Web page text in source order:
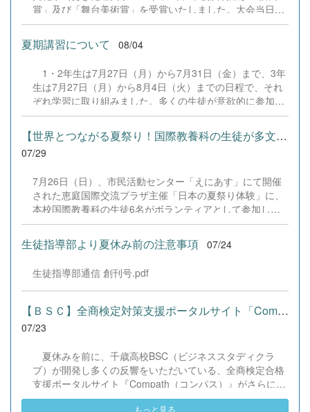
賞」及び「舞台美術賞」を受賞いたしました。大会当日
は、本校の部員たちもこれまで積み重ねてきた練習の成果
を存分に発揮し、堂々と舞台に立ちました。緊張感のある
全国の舞台において、一人一人が役割を果たし、心を込め
の全国大会出場にあたり、多大なるご支援・ご協力をいた
だきました企業の皆様、ならびに心温まるご寄付や温かい
ご声援を寄せてくださった地域の皆様方に、心より感謝申
し上げます。皆様からの温かいご支援が部員たちの大きな
励みとなり、全国の舞台で最高のパフォーマンスと演技を
届けることができました。今回の経験を糧に、さらに表現
本校演劇部への変わらぬご声援をよろしくお願いいたしま
す。 &nbsp;
夏期講習について 08/04
1・2年生は7月27日（月）から7月31日（金）まで、3年
生は7月27日（月）から8月4日（火）までの日程で、それ
ぞれ学習に取り組みました。多くの生徒が意欲的に参加
し、これまでの学習内容の復習や発展的な内容、受験に向
けた学習などに真剣に取り組む姿が見られました。夏期講
習で身に付けた学習習慣や知識を、今後の学校生活や学習
に生かし、一人一人がさらなる成長につなげてくれること
【世界とつながる夏祭り！国際教養科の生徒が多文化共生ボランテ...
07/29
7月26日（日）、市民活動センター「えにあす」にて開催
された恵庭国際交流プラザ主催「日本の夏祭り体験」に、
本校国際教養科の生徒6名がボランティアとして参加しま
した！ 会場にはウクライナ、ネパール、アフガニスタンな
ど多国籍な参加者が集まり、ヨーヨー釣りや綿あめ、盆踊
りなどを満喫。浴衣姿でイベントを彩った1年生や、経験
葉や国境を超えて笑顔で交流を深めました。 主催者の方か
らは、「国籍や年齢を問わず笑顔で寄り添い、自分で考え
て動く姿が素晴らしい。異文化理解のマインドが自然と身
についている」と、賞賛の声をいただきました！ 教室の中
だけでなく、地域や世界という広いフィールドで本領を発
姿に、誇らしさでいっぱいです。 教養科生、どんどん外へ
飛び出そう！ その温かい心と行動力を磨き、世界を笑顔に
する魅力的な人材へ成長していく皆さんを応援していま
す！
生徒指導部より夏休み前の注意事項 07/24
生徒指導部通信 創刊号.pdf
【ＢＳＣ】全商検定対策支援ポータルサイト「Compath（コンパス）...
07/23
夏休みを前に、千歳高校BSC（ビジネススタディクラ
ブ）が開発し多くの反響をいただいている、全商検定合格
支援ポータルサイト『Compath（コンパス）』がさらにバ
ージョンアップいたしました。 今回もユーザーの皆様か
もっと見る